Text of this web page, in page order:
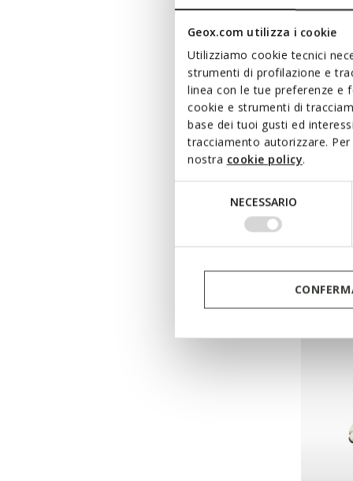
Geox.com utilizza i cookie
Utilizziamo cookie tecnici
strumenti di profilazione e
linea con le tue preferenze e
cookie e strumenti di
base dei tuoi gusti ed
tracciamento autorizzare.
nostra cookie policy.
NECESSARIO